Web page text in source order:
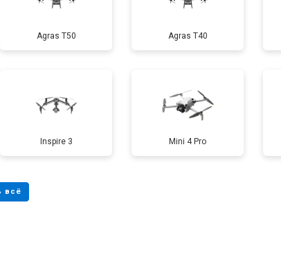
от 60 мин от 2800 ₽
от 3600 ₽
Agras T50 Agras T40
Inspire 3 Mini 4 Pro